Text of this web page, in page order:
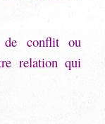
de conflit ou
relation qui